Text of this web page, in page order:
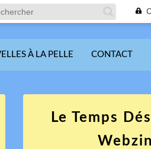
À LA PELLE CONTACT
Le Temps